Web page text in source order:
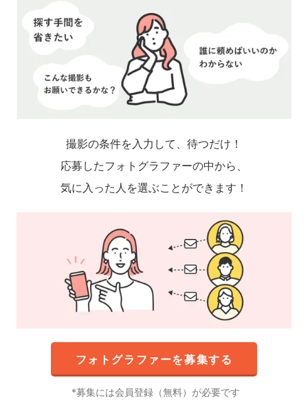
撮影の条件を入力して、待つだけ！
応募したフォトグラファーの中から、
気に入った人を選ぶことができます！
フォトグラファーを募集する
募集には会員登録（無料）が必要です